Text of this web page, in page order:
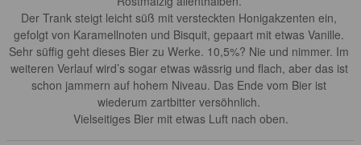
Der Trank steigt leicht süß mit versteckten Honigakzenten ein,
gefolgt von Karamellnoten und Bisquit, gepaart mit etwas Vanille.
Sehr süffig geht dieses Bier zu Werke. 10,5%? Nie und nimmer. Im
weiteren Verlauf wird’s sogar etwas wässrig und flach, aber das ist
schon jammern auf hohem Niveau. Das Ende vom Bier ist
wiederum zartbitter versöhnlich.
Vielseitiges Bier mit etwas Luft nach oben.